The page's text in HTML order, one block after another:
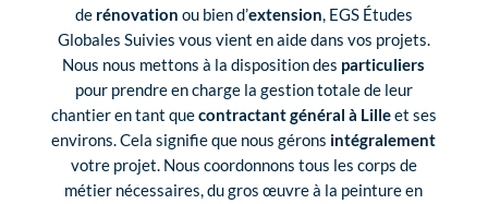
de rénovation ou bien d’extension, EGS Études
Globales Suivies vous vient en aide dans vos projets.
Nous nous mettons à la disposition des particuliers
pour prendre en charge la gestion totale de leur
chantier en tant quecontractant général à Lilleet ses
environs. Cela signifie que nous gérons intégralement
votre projet. Nous coordonnons tous les corps de
métier nécessaires, du gros œuvre à la peinture en